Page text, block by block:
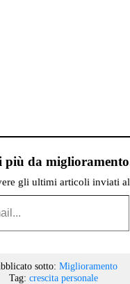
più da
gli ultimi articoli inviati
sotto: Miglioramento
Tag: crescita personale